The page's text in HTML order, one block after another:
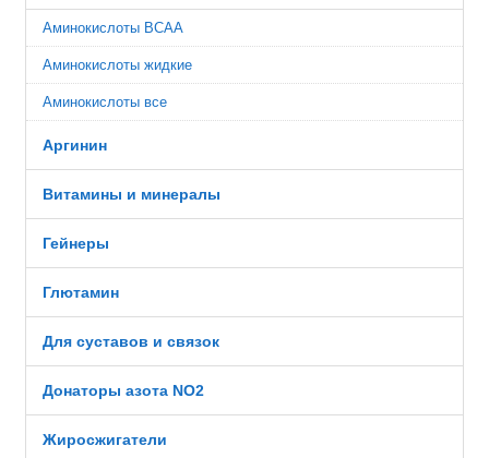
Аминокислоты BCAA
Аминокислоты жидкие
Аминокислоты все
Аргинин
Витамины и минералы
Гейнеры
Глютамин
Для суставов и связок
Донаторы азота NO2
Жиросжигатели